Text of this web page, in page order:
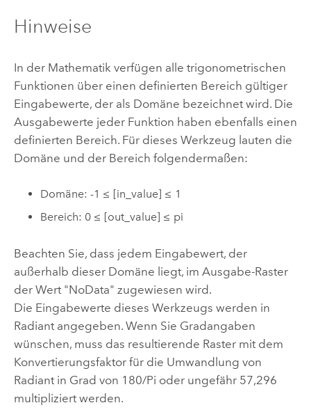
Hinweise
In der Mathematik verfügen alle trigonometrischen
Funktionen über einen definierten Bereich gültiger
Eingabewerte, der als Domäne bezeichnet wird. Die
Ausgabewerte jeder Funktion haben ebenfalls einen
definierten Bereich. Für dieses Werkzeug lauten die
Domäne und der Bereich folgendermaßen:
Domäne: -1 ≤ [in_value] ≤ 1
Bereich: 0 ≤ [out_value] ≤ pi
Beachten Sie, dass jedem Eingabewert, der
außerhalb dieser Domäne liegt, im Ausgabe-Raster
der Wert "NoData" zugewiesen wird.
Die Eingabewerte dieses Werkzeugs werden in
Radiant angegeben. Wenn Sie Gradangaben
wünschen, muss das resultierende Raster mit dem
Konvertierungsfaktor für die Umwandlung von
Radiant in Grad von 180/Pi oder ungefähr 57,296
multipliziert werden.